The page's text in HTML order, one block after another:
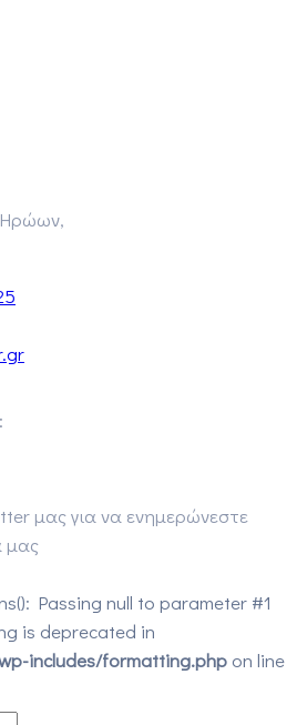
Ηρώων,
μας για να ενημερώνεστε
μας
Passing null to parameter #1
is deprecated in
includes/formatting.php on line